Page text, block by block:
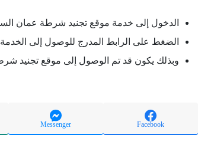
الدخول إلى خدمة موقع تجنيد شرطة عمان
الضغط على الرابط المدرج للوصول إلى
وبذلك يكون قد تم الوصول إلى موقع تجنيد
Facebook
Messenger